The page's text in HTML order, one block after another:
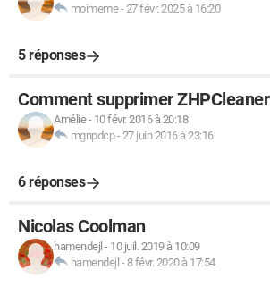
moimeme-27 févr. 2025 à 16:20
5 réponses
Comment supprimer ZHPCleaner
Amélie- 10 févr. 2016 à 20:18
mgnpdcp-27 juin 2016 à 23:16
6 réponses
Nicolas Coolman
hamendejl - 10 juil. 2019 à 10:09
hamendejl - 8 févr. 2020 à 17:54